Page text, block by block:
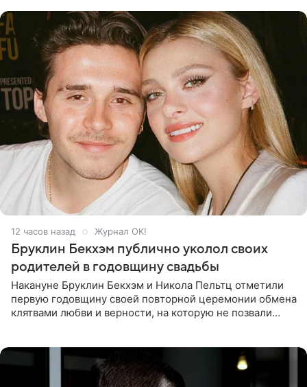
12 часов назад Журнал OK!
Бруклин Бекхэм публично уколол своих
родителей в годовщину свадьбы
Накануне Бруклин Бекхэм и Никола Пельтц отметили
первую годовщину своей повторной церемонии обмена
клятвами любви и верности, на которую не позвали